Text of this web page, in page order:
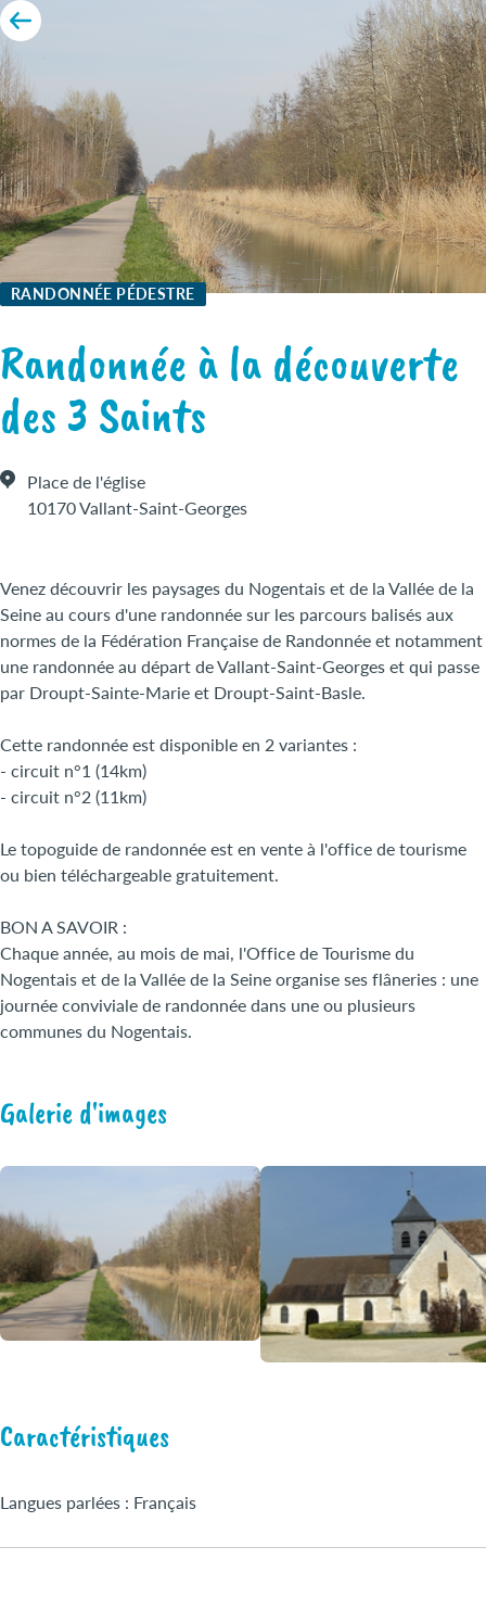
RANDONNÉE PÉDESTRE
Randonnée à la découverte
des 3 Saints
Place de l'église
10170 Vallant-Saint-Georges
Venez découvrir les paysages du Nogentais et de la Vallée de la
Seine au cours d'une randonnée sur les parcours balisés aux
normes de la Fédération Française de Randonnée et notamment
une randonnée au départ de Vallant-Saint-Georges et qui passe
par Droupt-Sainte-Marie et Droupt-Saint-Basle.
Cette randonnée est disponible en 2 variantes :
- circuit n°1 (14km)
- circuit n°2 (11km)
Le topoguide de randonnée est en vente à l'office de tourisme
ou bien téléchargeable gratuitement.
BON A SAVOIR :
Chaque année, au mois de mai, l'Office de Tourisme du
Nogentais et de la Vallée de la Seine organise ses flâneries : une
journée conviviale de randonnée dans une ou plusieurs
communes du Nogentais.
Galerie d'images
Caractéristiques
Langues parlées : Français